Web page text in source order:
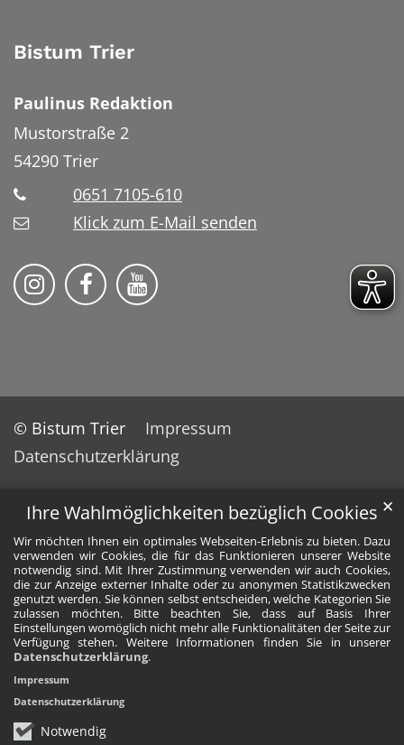
Ihre Wahlmöglichkeiten bezüglich Cookies
Wir möchten Ihnen ein optimales Webseiten-Erlebnis zu bieten. Dazu
verwenden wir Cookies, die für das Funktionieren unserer Website
notwendig sind. Mit Ihrer Zustimmung verwenden wir auch Cookies,
die zur Anzeige externer Inhalte oder zu anonymen Statistikzwecken
genutzt werden. Sie können selbst entscheiden, welche Kategorien Sie
zulassen möchten. Bitte beachten Sie, dass auf Basis Ihrer
Einstellungen womöglich nicht mehr alle Funktionalitäten der Seite zur
Verfügung stehen. Weitere Informationen finden Sie in unserer
Datenschutzerklärung.
Notwendig
✕
Impressum
Datenschutzerklärung
Bistum Trier
Paulinus Redaktion
Mustorstraße 2
54290 Trier
0651 7105-610
Klick zum E-Mail senden
Bistum Trier auf Instragram
Bistum Trier auf Facebook
Bistum Trier auf YouTube
© Bistum Trier
Impressum
Datenschutzerklärung